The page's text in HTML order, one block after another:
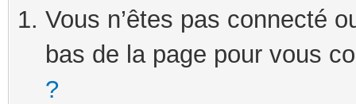
Vous n’êtes pas connecté
bas de la page pour vous
?